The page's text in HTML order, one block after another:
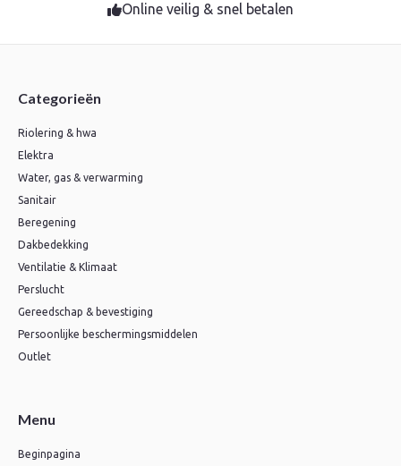
Online veilig & snel betalen
Categorieën
Riolering & hwa
Elektra
Water, gas & verwarming
Sanitair
Beregening
Dakbedekking
Ventilatie & Klimaat
Perslucht
Gereedschap & bevestiging
Persoonlijke beschermingsmiddelen
Outlet
Menu
Beginpagina